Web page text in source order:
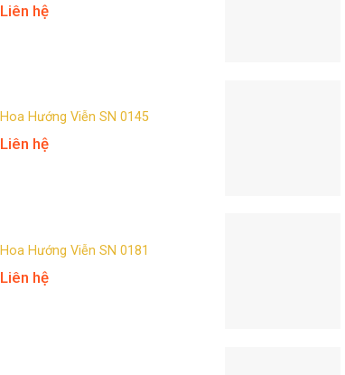
Liên hệ
Hoa Hướng Viễn SN 0145
Liên hệ
Hoa Hướng Viễn SN 0181
Liên hệ